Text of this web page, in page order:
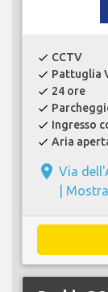
check CCTV
check Pattuglia
check 24 ore
check
check Ingresso
check Aria
place Via